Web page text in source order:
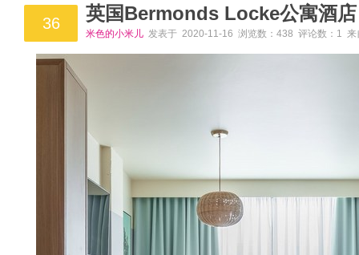
36 英国Bermonds Locke公寓酒店
米色的小米儿 发表于 2020-11-16 浏览数：438 评论数：1